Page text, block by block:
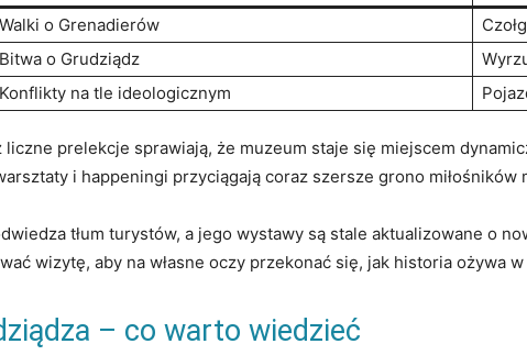
Walki ⁣o Grenadierów
Bitwa o⁤ Grudziądz
Konflikty ⁤na⁣ tle ideologicznym
prelekcje sprawiają, że muzeum staje⁢ się​ miejscem
i happeningi przyciągają ‍coraz szersze grono⁢
‍tłum turystów, a ‌jego wystawy są ⁣stale‌ aktualizowane o
wizytę, aby na własne oczy przekonać się, jak ⁤historia⁣ ożywa
– co ​warto wiedzieć